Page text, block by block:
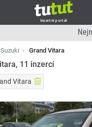
Inzertní portál
Suzuki Grand Vitara
11 inzercí
Vitara